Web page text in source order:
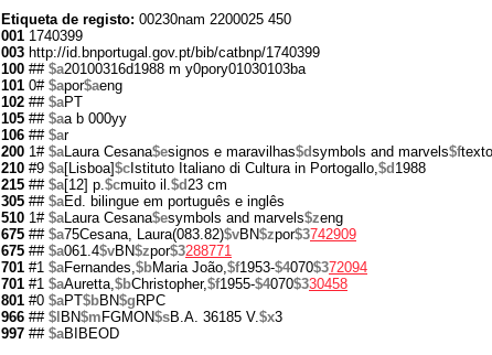
Etiqueta de registo: 00230nam 2200025 450
001 1740399
003 http://id.bnportugal.gov.pt/bib/catbnp/1740399
100 ## $a20100316d1988 m y0pory01030103ba
101 0# $apor$aeng
102 ## $aPT
105 ## $aa b 000yy
106 ## $ar
200 1# $aLaura Cesana$esignos e maravilhas$dsymbols and marvels$f
210 #9 $a[Lisboa]$c Istituto Italiano di Cultura in Portogallo,$d 1988
215 ## $a[12] p.$cmuito il.$d23 cm
305 ## $aEd. bilingue em português e inglês
510 1# $aLaura Cesana$esymbols and marvels$zeng
675 ## $a75Cesana, Laura(083.82)$vBN$zpor$3742909
675 ## $a061.4$vBN$zpor$3288771
701 #1 $aFernandes,$bMaria João,$f1953-$4070$372094
701 #1 $aAuretta,$bChristopher,$f1955-$4070$330458
801 #0 $aPT$bBN$g RPC
966 ## $l BN$m FGMON$sB.A. 36185 V.$x3
997 ## $aBIBEOD